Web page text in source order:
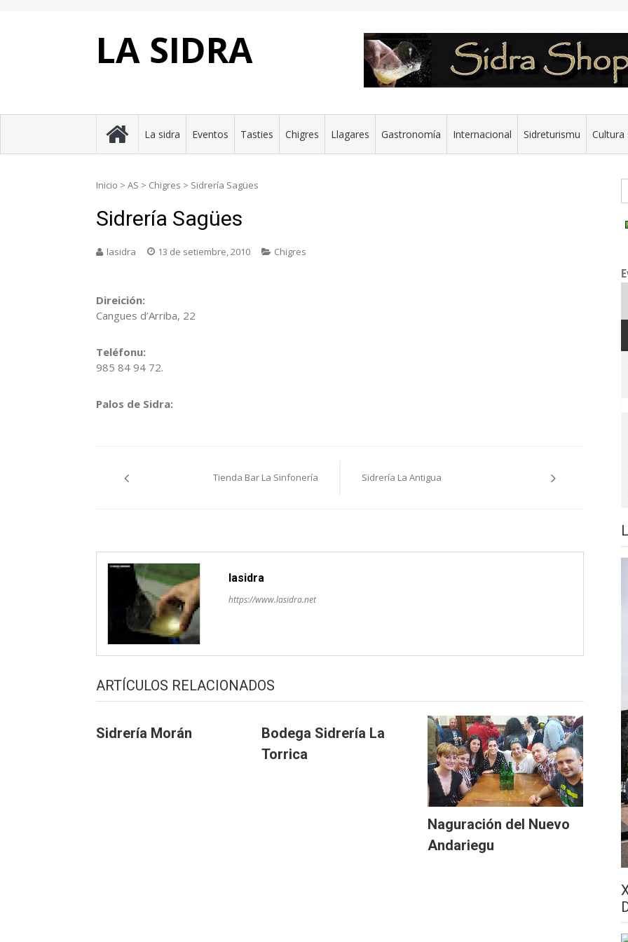
LA SIDRA
La sidra Eventos Tasties Chigres Llagares Gastronomía Internacional Sidreturismu Cultura
Inicio > AS > Chigres > Sidrería Sagües
Sidrería Sagües
lasidra 13 de setiembre, 2010 Chigres
Direición:
Cangues d’Arriba, 22
Teléfonu:
985 84 94 72.
Palos de Sidra:
pelos
Tienda Bar La Sinfonería Sidrería La Antigua
lasidra
https://www.lasidra.net
ARTÍCULOS RELACIONADOS
Sidrería Morán
Bodega Sidrería La
Torrica
Naguración del Nuevo
Andariegu